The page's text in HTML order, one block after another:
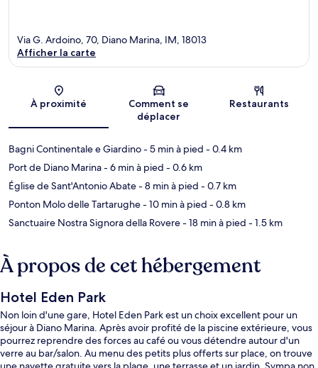
Carte
Via G. Ardoino, 70, Diano Marina, IM, 18013
Afficher la carte
À proximité
Comment se
déplacer
Restaurants
Bagni Continentale e Giardino- 5 min à pied - 0.4 km
Port de Diano Marina- 6 min à pied - 0.6 km
Église de Sant'Antonio Abate- 8 min à pied - 0.7 km
Ponton Molo delle Tartarughe- 10 min à pied - 0.8 km
Sanctuaire Nostra Signora della Rovere- 18 min à pied - 1.5 km
À propos de cet hébergement
Hotel Eden Park
Non loin d'une gare, Hotel Eden Park est un choix excellent pour un
séjour à Diano Marina. Après avoir profité de la piscine extérieure, vous
pourrez reprendre des forces au café ou vous détendre autour d'un
verre au bar/salon. Au menu des petits plus offerts sur place, on trouve